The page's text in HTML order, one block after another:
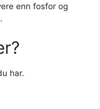
enn fosfor og
har.